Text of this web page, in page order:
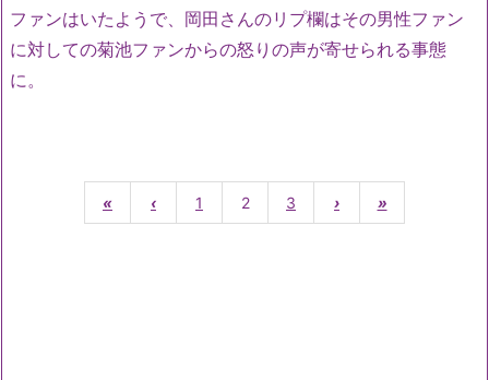
ファンはいたようで、岡田さんのリプ欄はその男性ファン
に対しての菊池ファンからの怒りの声が寄せられる事態
に。
« ‹ 1 2 3 › »